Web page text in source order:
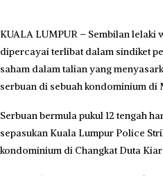
KUALA LUMPUR – Sembilan lelaki
dipercayai terlibat dalam sindiket
saham dalam talian yang
serbuan di sebuah kondominium di
Serbuan bermula pukul 12 tengah
sepasukan Kuala Lumpur Police
kondominium di Changkat Duta